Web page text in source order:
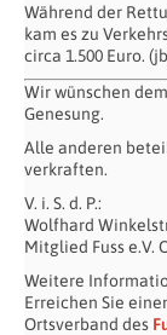
Während der
kam es zu
circa 1.500 Euro.
Wir wünschen
Genesung.
Alle anderen
verkraften.
V. i. S. d. P.:
Wolfhard
Mitglied Fuss e.V.
Weitere
Erreichen Sie
Ortsverband des